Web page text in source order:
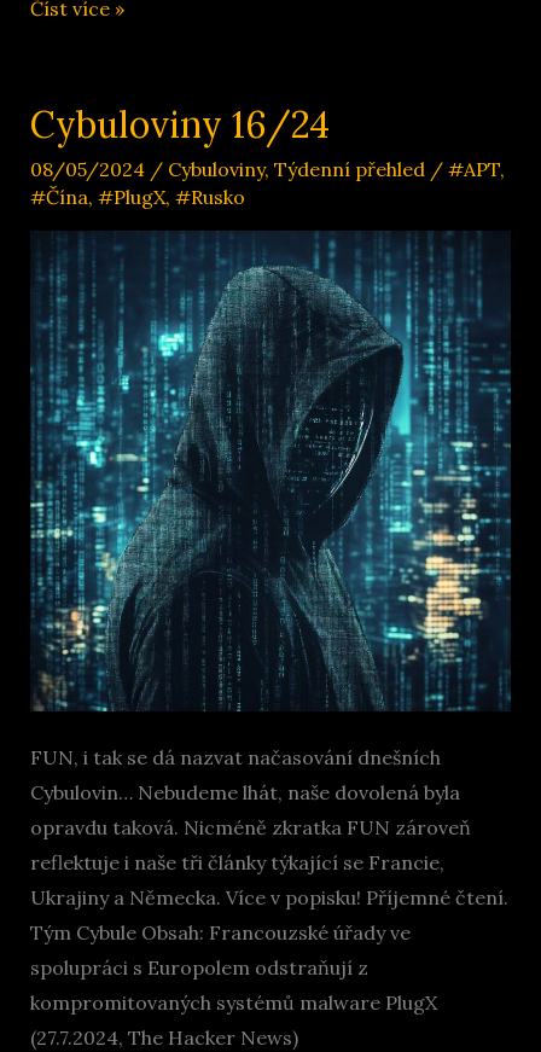
Cybuloviny
Číst více »
Cybuloviny 16/24
08/05/2024 / Cybuloviny, Týdenní přehled / #APT,
#Čína, #PlugX, #Rusko
FUN, i tak se dá nazvat načasování dnešních
Cybulovin… Nebudeme lhát, naše dovolená byla
opravdu taková. Nicméně zkratka FUN zároveň
reflektuje i naše tři články týkající se Francie,
Ukrajiny a Německa. Více v popisku! Příjemné čtení.
Tým Cybule Obsah: Francouzské úřady ve
spolupráci s Europolem odstraňují z
kompromitovaných systémů malware PlugX
(27.7.2024, The Hacker News)